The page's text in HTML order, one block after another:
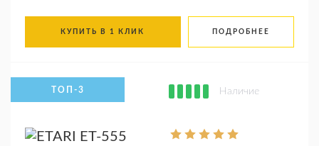
КУПИТЬ В 1 КЛИК ПОДРОБНЕЕ
Наличие